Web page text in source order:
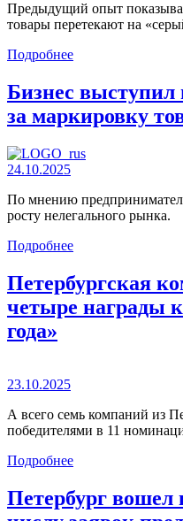
Предыдущий опыт
товары перетекают на
Подробнее
Бизнес
за маркировку
24.10.2025
По мнению
росту нелегального рынка.
Подробнее
Петербургская
четыре награды
года»
23.10.2025
А всего семь компаний из
победителями в 11
Подробнее
Петербург вошел